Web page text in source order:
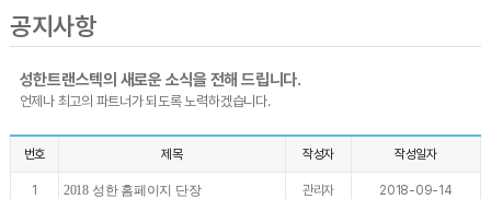
공지사항
성한트랜스텍의 새로운 소식을 전해 드립니다.
언제나 최고의 파트너가 되도록 노력하겠습니다.
번호 제목 작성자 작성일자
1 2018 성한 홈페이지 단장 관리자 2018-09-14